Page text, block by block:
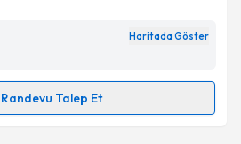
Haritada Göster
Randevu Talep Et
Talebi